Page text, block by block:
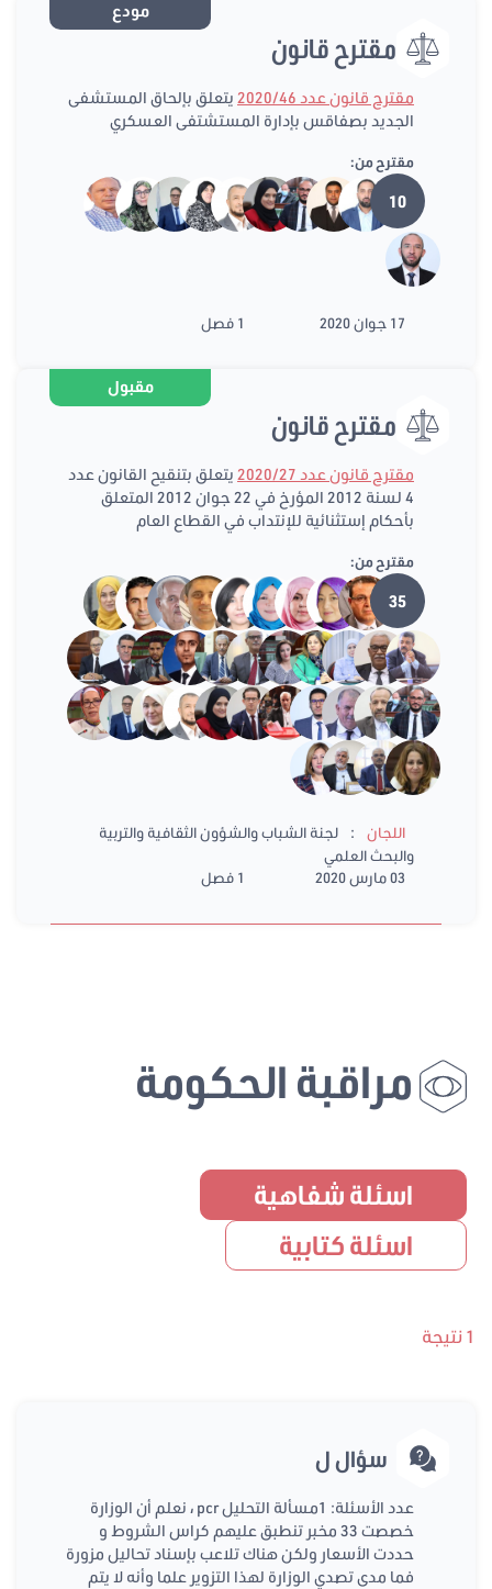
مودع
مقترح قانون
مقترح قانون عدد 2020/46
يتعلق بإلحاق المستشفى
الجديد بصفاقس بإدارة المستشتفى العسكري
مقترح من:
10
17 جوان 2020 1 فصل
مقبول
مقترح قانون
مقترح قانون عدد 2020/27
يتعلق بتنقيح القانون عدد
4 لسنة 2012 المؤرخ في 22 جوان 2012 المتعلق
بأحكام إستثنائية للإنتداب في القطاع العام
مقترح من:
35
اللجان :
لجنة الشباب والشؤون الثقافية والتربية
والبحث العلمي
03 مارس 2020
1 فصل
مراقبة الحكومة
اسئلة شفاهية
اسئلة كتابية
1 نتيجة
سؤال ل
عدد الأسئلة: 1مسألة التحليل pcr ، نعلم أن الوزارة
خصصت 33 مخبر تنطبق عليهم كراس الشروط و
حددت الأسعار ولكن هناك تلاعب بإسناد تحاليل مزورة
فما مدى تصدي الوزارة لهذا التزوير علما وأنه لا يتم